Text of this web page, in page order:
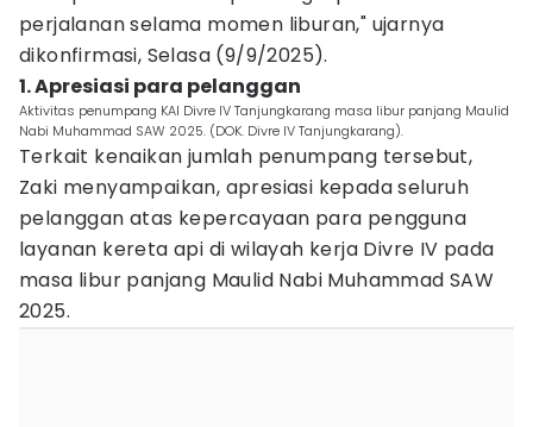
perjalanan selama momen liburan," ujarnya
dikonfirmasi, Selasa (9/9/2025).
1. Apresiasi para pelanggan
Aktivitas penumpang KAI Divre IV Tanjungkarang masa libur panjang Maulid
Nabi Muhammad SAW 2025. (DOK. Divre IV Tanjungkarang).
Terkait kenaikan jumlah penumpang tersebut,
Zaki menyampaikan, apresiasi kepada seluruh
pelanggan atas kepercayaan para pengguna
layanan kereta api di wilayah kerja Divre IV pada
masa libur panjang Maulid Nabi Muhammad SAW
2025.